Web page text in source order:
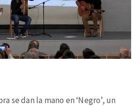
se dan la mano en ‘Negro’, un